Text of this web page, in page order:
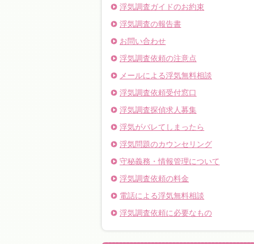
浮気調査ガイドのお約束
浮気調査の報告書
お問い合わせ
浮気調査依頼の注意点
メールによる浮気無料相談
浮気調査依頼受付窓口
浮気調査探偵求人募集
浮気がバレてしまったら
浮気問題のカウンセリング
守秘義務・情報管理について
浮気調査依頼の料金
電話による浮気無料相談
浮気調査依頼に必要なもの